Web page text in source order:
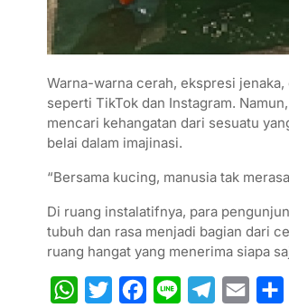
Warna-warna cerah, ekspresi
seperti TikTok dan Instagram.
mencari kehangatan dari sesuatu
belai dalam imajinasi.
“Bersama kucing, manusia tak
Di ruang instalatifnya, para
tubuh dan rasa menjadi bagian dari
ruang hangat yang menerima siapa
W